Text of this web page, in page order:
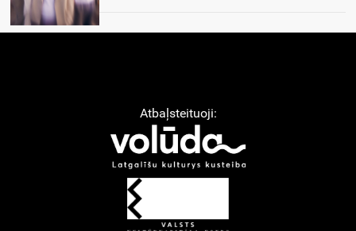
Atbaļsteituoji: